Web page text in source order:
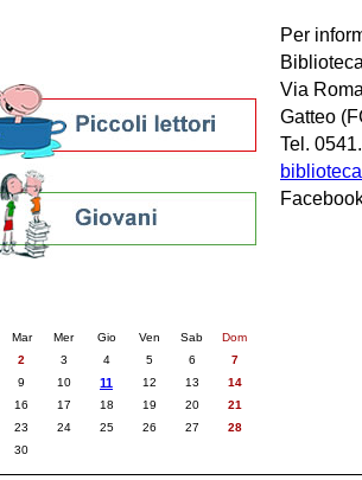
Per
Via
Gatteo
Tel.
Mar Mer Gio Ven Sab
Dom
2 3 4 5 6
7
9 10 11 12 13
14
16 17 18 19 20
21
23 24 25 26 27
28
30